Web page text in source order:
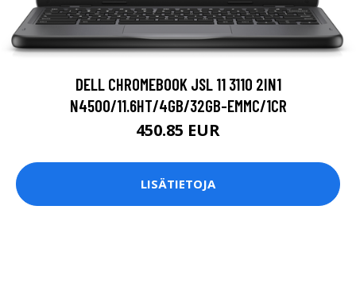
DELL CHROMEBOOK JSL 11 3110 2IN1
N4500/11.6HT/4GB/32GB-EMMC/1CR
450.85 EUR
LISÄTIETOJA